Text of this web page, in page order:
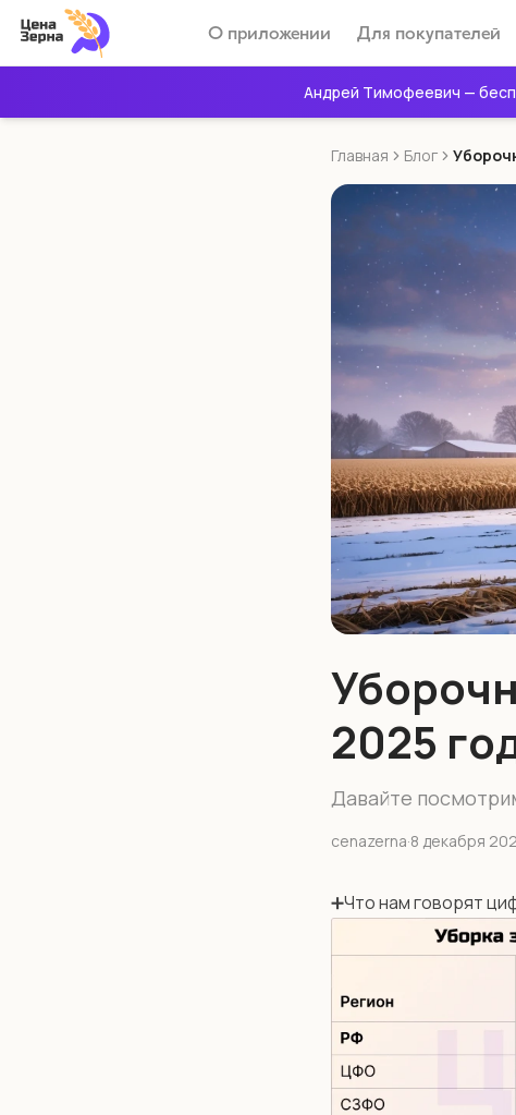
Андрей Тимофеевич —
О приложении Для покупателей
Главная Блог
2025
Давайте
cenazerna·8 декабря
➕Что нам говорят